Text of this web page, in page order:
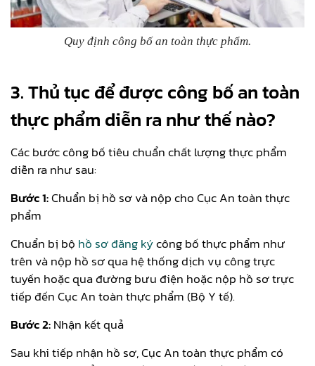
Quy định công bố an toàn thực phẩm.
3. Thủ tục để được công bố an toàn
thực phẩm diễn ra như thế nào?
Các bước công bố tiêu chuẩn chất lượng thực phẩm
diễn ra như sau:
Bước 1:Chuẩn bị hồ sơ và nộp cho Cục An toàn thực
phẩm
Chuẩn bị bộ hồ sơ đăng kýcông bố thực phẩm như
trên và nộp hồ sơ qua hệ thống dịch vụ công trực
tuyến hoặc qua đường bưu điện hoặc nộp hồ sơ trực
tiếp đến Cục An toàn thực phẩm (Bộ Y tế).
Bước 2:Nhận kết quả
Sau khi tiếp nhận hồ sơ, Cục An toàn thực phẩm có